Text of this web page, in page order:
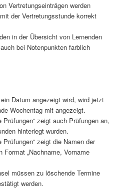
Vertretungseinträgen werden
der Vertretungsstunde korrekt
in der Übersicht von Lernenden
bei Notenpunkten farblich
Datum angezeigt wird, wird jetzt
Wochentag mit angezeigt.
Prüfungen“ zeigt auch Prüfungen an,
hinterlegt wurden.
Prüfungen“ zeigt die Namen der
Format „Nachname, Vorname
müssen zu löschende Termine
werden.